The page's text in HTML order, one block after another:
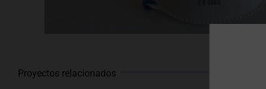
Proyectos relacionados